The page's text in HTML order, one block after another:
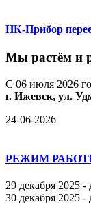
НК-Прибор
Мы растём и
С 06 июля 2026
г. Ижевск, ул.
24-06-2026
РЕЖИМ
29 декабря 2025 -
30 декабря 2025 -